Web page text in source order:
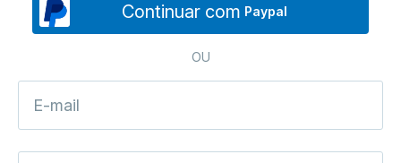
Continuar com Paypal
OU